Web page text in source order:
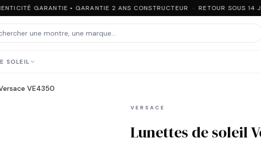
GARANTIE • GARANTIE 2 ANS CONSTRUCTEUR · RETOUR SOUS 14
SOLEIL
VE4350
VERSACE
Lunettes de soleil